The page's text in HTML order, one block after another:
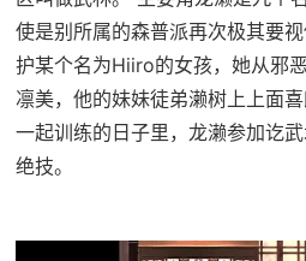
使是别所属的森普派再次极其要
护某个名为Hiiro的女孩，她从邪
凛美，他的妹妹徒弟濑树上上面
一起训练的日子里，龙濑参加讫
绝技。